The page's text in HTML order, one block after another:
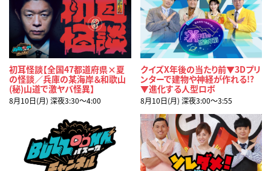
初耳怪談【全国47都道府県×夏
の怪談／兵庫の某海岸＆和歌山
(秘)山道で激ヤバ怪異】
8月10日(月) 深夜3:30〜4:00
クイズX年後の当たり前▼3Dプリ
ンターで建物や神経が作れる!?
▼進化する人型ロボ
8月10日(月) 深夜3:00〜3:55